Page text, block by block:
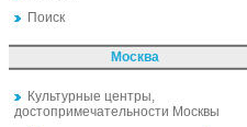
Поиск
Москва
Культурные центры,
достопримечательности Москвы